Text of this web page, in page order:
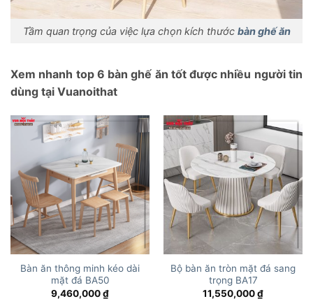
Tầm quan trọng của việc lựa chọn kích thước bàn ghế ăn
Xem nhanh top 6 bàn ghế ăn tốt được nhiều người tin
dùng tại Vuanoithat
Bàn ăn thông minh kéo dài
mặt đá BA50
9,460,000₫
Bộ bàn ăn tròn mặt đá sang
trọng BA17
11,550,000₫